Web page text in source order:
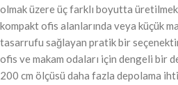
olmak üzere üç farklı boyutta
kompakt ofis alanlarında veya küçük
tasarrufu sağlayan pratik bir
ofis ve makam odaları için dengeli bir
200 cm ölçüsü daha fazla depolama